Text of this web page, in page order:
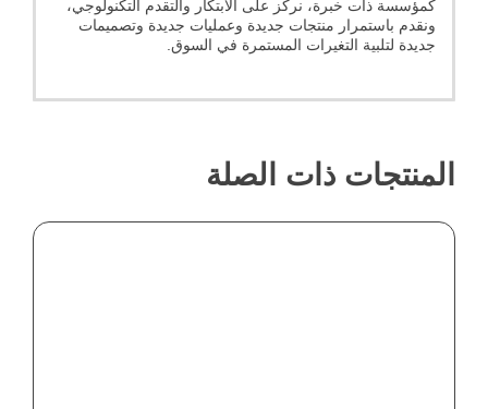
كمؤسسة ذات خبرة، نركز على الابتكار والتقدم التكنولوجي،
ونقدم باستمرار منتجات جديدة وعمليات جديدة وتصميمات
جديدة لتلبية التغيرات المستمرة في السوق.
المنتجات ذات الصلة